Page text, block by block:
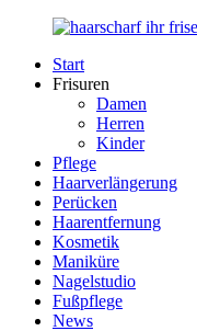
Zurück
Inhalt
Haarscharf
Händen
Start
Frisuren
Damen
Herren
Kinder
Pflege
Haarverlängerung
Perücken
Haarentfernung
Kosmetik
Maniküre
Nagelstudio
Fußpflege
News